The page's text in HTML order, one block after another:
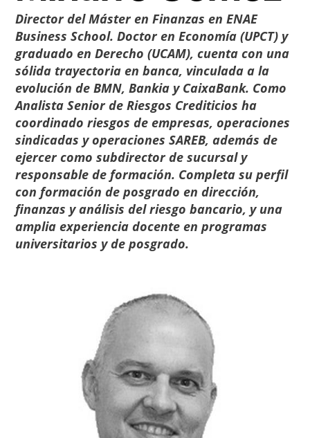
Director delMáster en Finanzas en ENAE
Business School. Doctor en Economía (UPCT) y
graduado en Derecho (UCAM), cuenta con una
sólida trayectoria en banca, vinculada a la
evolución de BMN, Bankia y CaixaBank. Como
Analista Senior de Riesgos Crediticios ha
coordinado riesgos de empresas, operaciones
sindicadas y operaciones SAREB, además de
ejercer como subdirector de sucursal y
responsable de formación. Completa su perfil
con formación de posgrado en dirección,
finanzas y análisis del riesgo bancario, y una
amplia experiencia docente en programas
universitarios y de posgrado.